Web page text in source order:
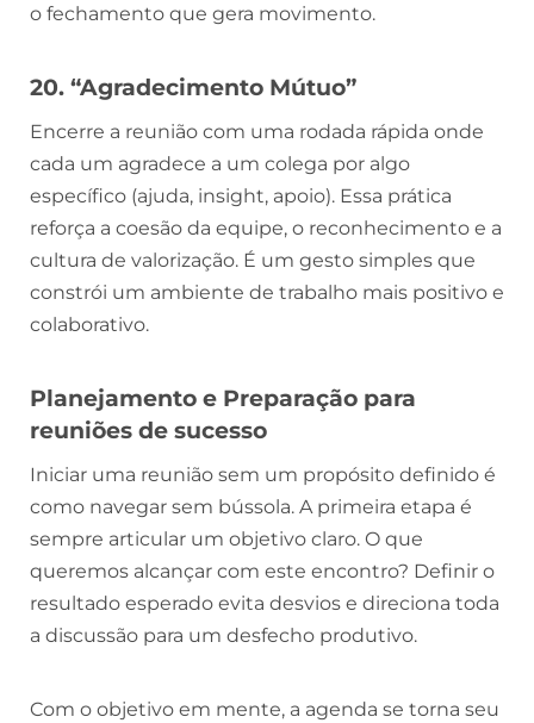
o fechamento que gera movimento.
20. “Agradecimento Mútuo”
Encerre a reunião com uma rodada rápida onde
cada um agradece a um colega por algo
específico (ajuda, insight, apoio). Essa prática
reforça a coesão da equipe, o reconhecimento e a
cultura de valorização. É um gesto simples que
constrói um ambiente de trabalho mais positivo e
colaborativo.
Planejamento e Preparação para
reuniões de sucesso
Iniciar uma reunião sem um propósito definido é
como navegar sem bússola. A primeira etapa é
sempre articular um objetivo claro. O que
queremos alcançar com este encontro? Definir o
resultado esperado evita desvios e direciona toda
a discussão para um desfecho produtivo.
Com o objetivo em mente, a agenda se torna seu